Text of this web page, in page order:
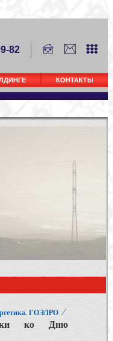
82
КОНТАКТЫ
ГОЭЛРО ⁄
ко Дню